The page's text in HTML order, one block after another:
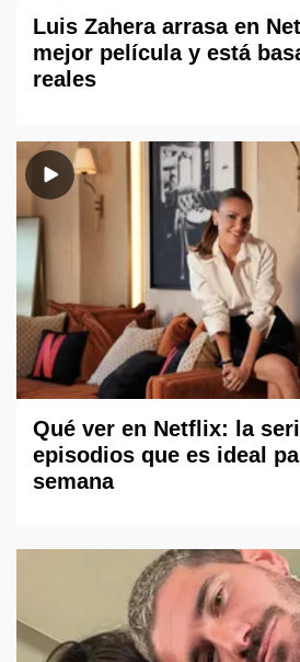
Luis Zahera arrasa en
mejor película y está
reales
Qué ver en Netflix: la
episodios que es ideal
semana